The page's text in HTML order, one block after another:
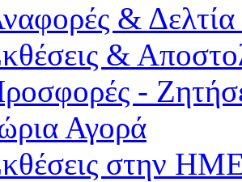
&
&
-
Αγορά
στην